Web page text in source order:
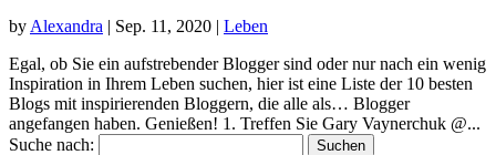
by Alexandra | Sep. 11, 2020 | Leben
Egal, ob Sie ein aufstrebender Blogger sind oder nur nach ein wenig
Inspiration in Ihrem Leben suchen, hier ist eine Liste der 10 besten
Blogs mit inspirierenden Bloggern, die alle als… Blogger
angefangen haben. Genießen! 1. Treffen Sie Gary Vaynerchuk @...
Suche nach: